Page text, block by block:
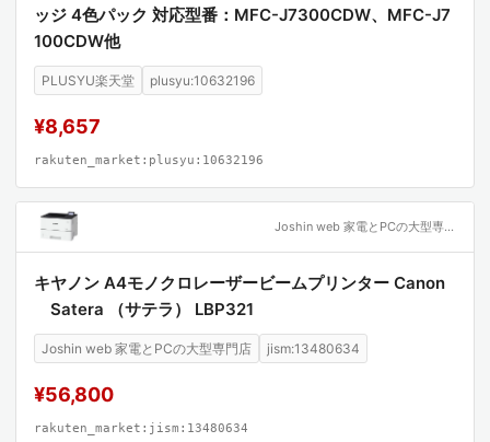
ッジ 4色パック 対応型番：MFC-J7300CDW、MFC-J7
100CDW他
PLUSYU楽天堂 plusyu:10632196
¥8,657
rakuten_market:plusyu:10632196
Joshin web 家電とPCの大型専門店
キヤノン A4モノクロレーザービームプリンター Canon
Satera （サテラ） LBP321
Joshin web 家電とPCの大型専門店 jism:13480634
¥56,800
rakuten_market:jism:13480634